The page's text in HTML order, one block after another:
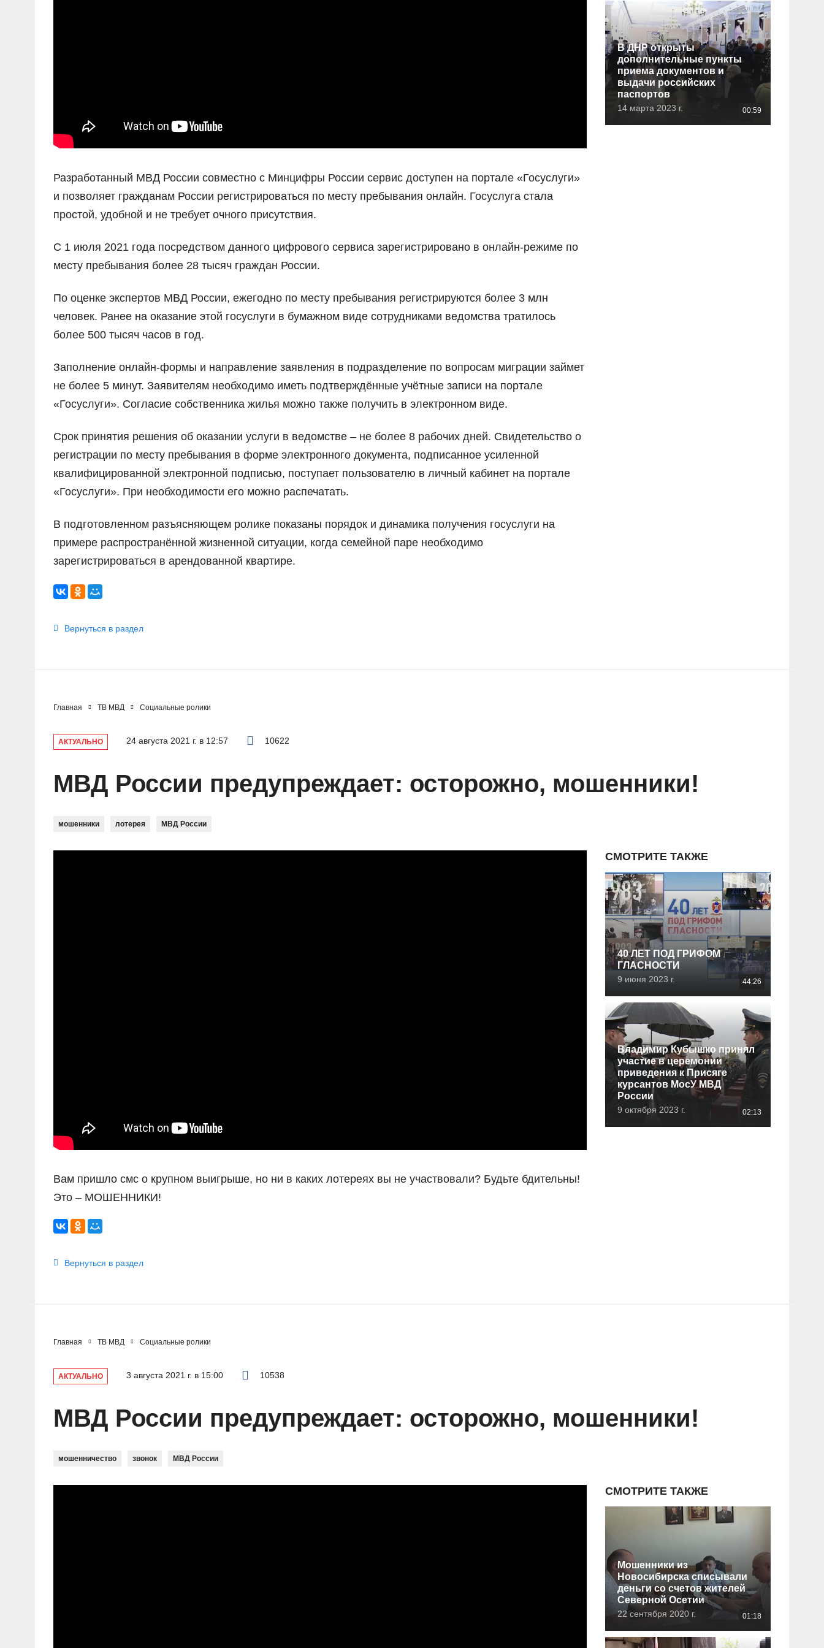
Разработанный МВД России совместно с Минцифры России сервис доступен на портале «Госуслуги»
и позволяет гражданам России регистрироваться по месту пребывания онлайн. Госуслуга стала
простой, удобной и не требует очного присутствия.
С 1 июля 2021 года посредством данного цифрового сервиса зарегистрировано в онлайн-режиме по
месту пребывания более 28 тысяч граждан России.
По оценке экспертов МВД России, ежегодно по месту пребывания регистрируются более 3 млн
человек. Ранее на оказание этой госуслуги в бумажном виде сотрудниками ведомства тратилось
более 500 тысяч часов в год.
Заполнение онлайн-формы и направление заявления в подразделение по вопросам миграции займет
не более 5 минут. Заявителям необходимо иметь подтверждённые учётные записи на портале
«Госуслуги». Согласие собственника жилья можно также получить в электронном виде.
Срок принятия решения об оказании услуги в ведомстве – не более 8 рабочих дней. Свидетельство о
регистрации по месту пребывания в форме электронного документа, подписанное усиленной
квалифицированной электронной подписью, поступает пользователю в личный кабинет на портале
«Госуслуги». При необходимости его можно распечатать.
В подготовленном разъясняющем ролике показаны порядок и динамика получения госуслуги на
примере распространённой жизненной ситуации, когда семейной паре необходимо
зарегистрироваться в арендованной квартире.
Вернуться в раздел
В ДНР открыты
дополнительные пункты
приема документов и
выдачи российских
паспортов
14 марта 2023 г. 00:59
Главная ТВ МВД Социальные ролики
АКТУАЛЬНО 24 августа 2021 г. в 12:57 10622
МВД России предупреждает: осторожно, мошенники!
мошенники лотерея МВД России
Вам пришло смс о крупном выигрыше, но ни в каких лотереях вы не участвовали? Будьте бдительны!
Это – МОШЕННИКИ!
Вернуться в раздел
СМОТРИТЕ ТАКЖЕ
40 ЛЕТ ПОД ГРИФОМ
ГЛАСНОСТИ
9 июня 2023 г. 44:26
Владимир Кубышко принял
участие в церемонии
приведения к Присяге
курсантов МосУ МВД
России
9 октября 2023 г. 02:13
Главная ТВ МВД Социальные ролики
АКТУАЛЬНО 3 августа 2021 г. в 15:00 10538
МВД России предупреждает: осторожно, мошенники!
мошенничество звонок МВД России
СМОТРИТЕ ТАКЖЕ
Мошенники из
Новосибирска списывали
деньги со счетов жителей
Северной Осетии
22 сентября 2020 г. 01:18